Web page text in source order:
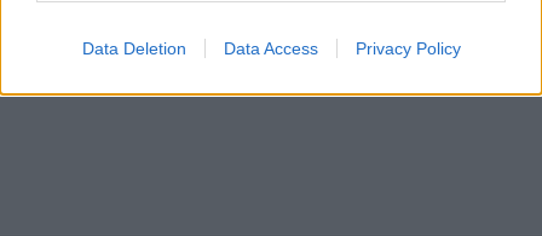
Data Deletion Data Access Privacy Policy